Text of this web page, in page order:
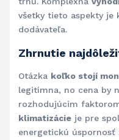
všetky tieto aspekty je
dodávateľa.
Zhrnutie
Otázka koľko stojí
legitímna, no cena by
rozhodujúcim
klimatizácieje pre
energetickú úspornosť